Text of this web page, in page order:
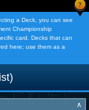
?
a Deck, you can see
Championship
card. Decks that can
here; use them as a
∧